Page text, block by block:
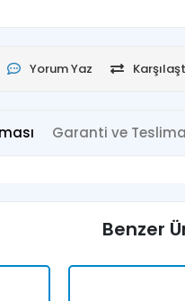
Yorum Yaz
Garanti ve
Benzer